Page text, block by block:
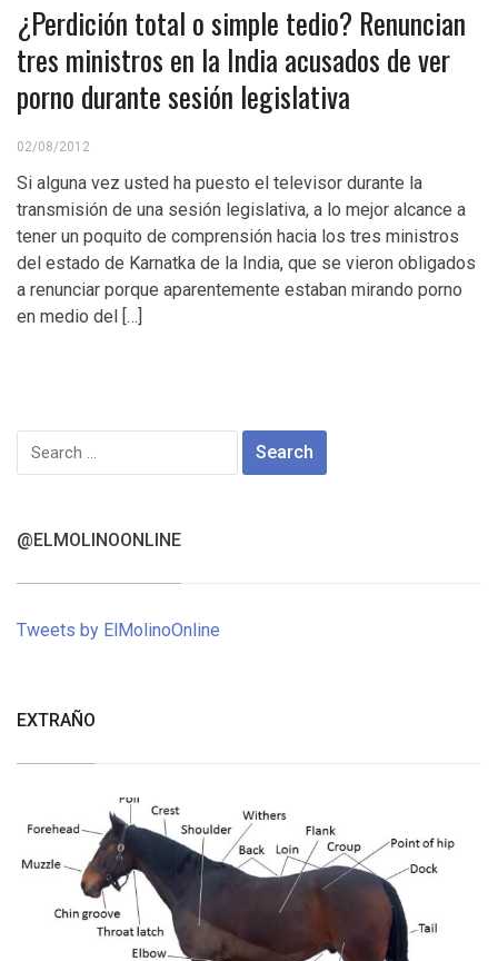
¿Perdición total o simple tedio? Renuncian
tres ministros en la India acusados de ver
porno durante sesión legislativa
02/08/2012
Si alguna vez usted ha puesto el televisor durante la
transmisión de una sesión legislativa, a lo mejor alcance a
tener un poquito de comprensión hacia los tres ministros
del estado de Karnatka de la India, que se vieron obligados
a renunciar porque aparentemente estaban mirando porno
en medio del […]
Search
for:
@ELMOLINOONLINE
Tweets by ElMolinoOnline
EXTRAÑO